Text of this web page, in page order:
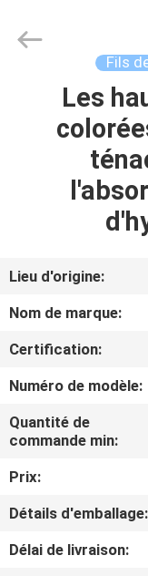
MAISON
PRODUITS
VIDÉOS
PROPOS
DE
NOUS
VISITE
DE
L'USINE
Goodfore
Fils
Les
Lieu d'origine:
Nom de marque:
Certification:
Numéro de modèle:
Quantité de
commande min:
Prix:
Détails d'emballage:
Délai de livraison: